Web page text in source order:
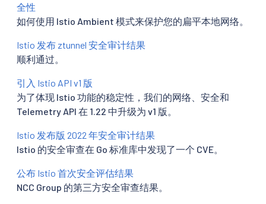
全性
如何使用 Istio Ambient 模式来保护您的扁平本地网络。
Istio 发布 ztunnel 安全审计结果
顺利通过。
引入 Istio API v1 版
为了体现 Istio 功能的稳定性，我们的网络、安全和
Telemetry API 在 1.22 中升级为 v1 版。
Istio 发布版 2022 年安全审计结果
Istio 的安全审查在 Go 标准库中发现了一个 CVE。
公布 Istio 首次安全评估结果
NCC Group 的第三方安全审查结果。